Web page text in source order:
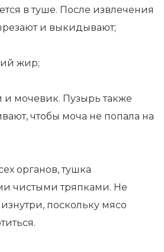
в туше. После извлечения
и выкидывают;
жир;
и мочевик. Пузырь также
чтобы моча не попала на
органов, тушка
чистыми тряпками. Не
поскольку мясо